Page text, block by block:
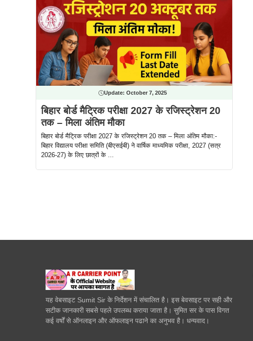
Update:October 7, 2025
बिहार बोर्ड मैट्रिक परीक्षा 2027 के रजिस्ट्रेशन 20
तक – मिला अंतिम मौका
बिहार बोर्ड मैट्रिक परीक्षा 2027 के रजिस्ट्रेशन 20 तक – मिला अंतिम मौका:-
बिहार विद्यालय परीक्षा समिति (बीएसईबी) ने वार्षिक माध्यमिक परीक्षा, 2027 (सत्र
2026-27) के लिए छात्रों के ...
यह वेबसाइट Sumit Sir के निर्देशन में संचालित है। इस बेवसाइट पर सही और
सटीक जानकारी सबसे पहले उपलब्ध कराया जाता है। सुमित सर के पास विगत
कई वर्षों से ऑनलाइन और ऑफलाइन पढाने का अनुभव है। धन्यवाद।